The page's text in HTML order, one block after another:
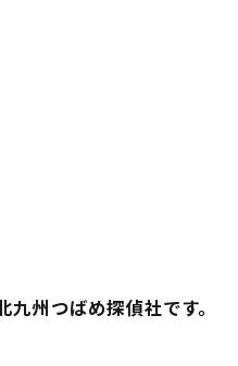
九州つばめ探偵社です。